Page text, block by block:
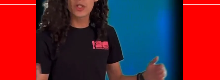
El Universal
Vive USA
Clase